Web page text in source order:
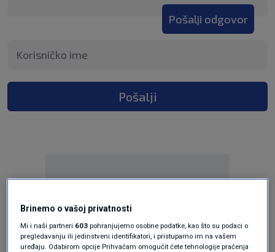
Pošalji odgovor
Pošalji
Oglas
Brinemo o vašoj privatnosti
Mi i naši partneri 603 pohranjujemo osobne podatke, kao što su podaci o
pregledavanju ili jedinstveni identifikatori, i pristupamo im na vašem
uređaju. Odabirom opcije Prihvaćam omogućit ćete tehnologije praćenja